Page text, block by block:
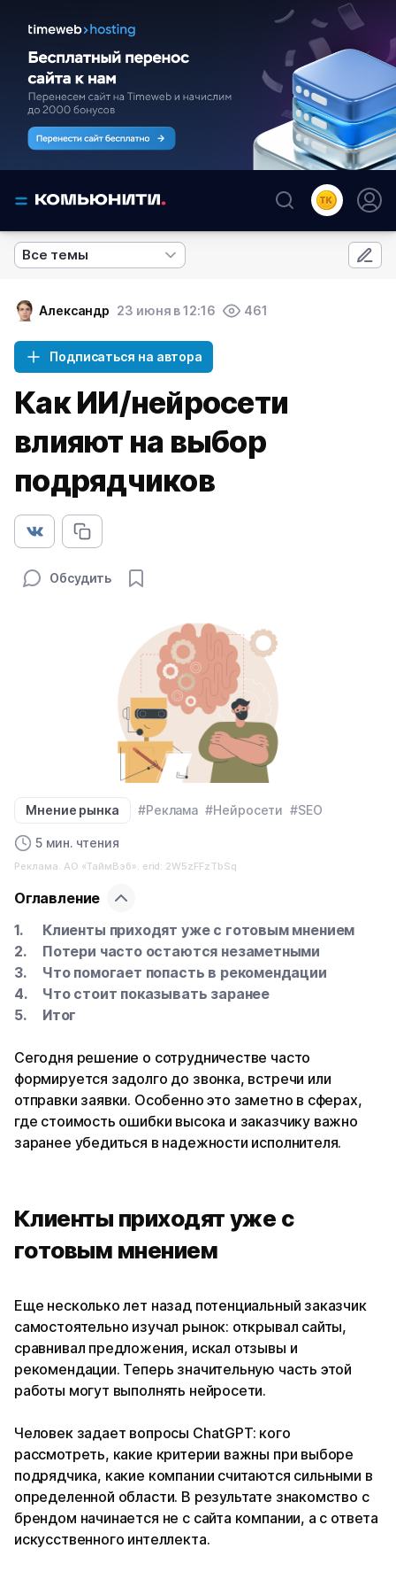
Все темы
Александр 23 июня в 12:16 461
Подписаться на автора
Как ИИ/нейросети
влияют на выбор
подрядчиков
Обсудить
Мнение рынка #Реклама #Нейросети #SEO
5 мин. чтения
Реклама. АО «ТаймВэб». erid: 2W5zFFzTbSq
Оглавление
Клиенты приходят уже с готовым мнением
Потери часто остаются незаметными
Что помогает попасть в рекомендации
Что стоит показывать заранее
Итог
Сегодня решение о сотрудничестве часто
формируется задолго до звонка, встречи или
отправки заявки. Особенно это заметно в сферах,
где стоимость ошибки высока и заказчику важно
заранее убедиться в надежности исполнителя.
Клиенты приходят уже с
готовым мнением
Еще несколько лет назад потенциальный заказчик
самостоятельно изучал рынок: открывал сайты,
сравнивал предложения, искал отзывы и
рекомендации. Теперь значительную часть этой
работы могут выполнять нейросети.
Человек задает вопросы ChatGPT: кого
рассмотреть, какие критерии важны при выборе
подрядчика, какие компании считаются сильными в
определенной области. В результате знакомство с
брендом начинается не с сайта компании, а с ответа
искусственного интеллекта.